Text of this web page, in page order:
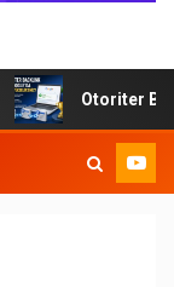
Otoriter